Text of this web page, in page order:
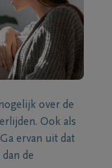
over de
Ook als
ervan uit dat
de